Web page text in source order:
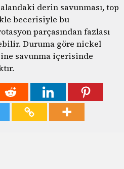
derin savunması, top
becerisiyle bu
parçasından fazlası
Duruma göre nickel
savunma içerisinde